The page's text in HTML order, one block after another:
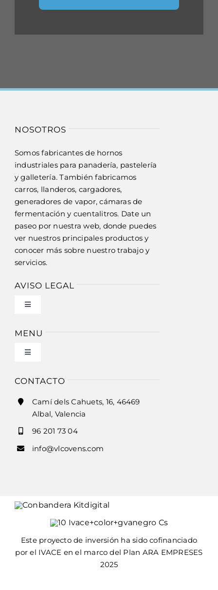
NOSOTROS
Somos fabricantes de hornos
industriales para panadería, pastelería
y galletería. También fabricamos
carros, llanderos, cargadores,
generadores de vapor, cámaras de
fermentación y cuentalitros. Date un
paseo por nuestra web, donde puedes
ver nuestros principales productos y
conocer más sobre nuestro trabajo y
servicios.
AVISO LEGAL
Toggle
Política de privacidad
MENU
Toggle
Inicio
Historia
Horno modelo hf
Horno modelo vrs
CONTACTO
Camí dels Cahuets, 16, 46469
Albal, Valencia
96 201 73 04
info@vlcovens.com
Este proyecto de inversión ha sido cofinanciado
por el IVACE en el marco del Plan ARA EMPRESES
2025